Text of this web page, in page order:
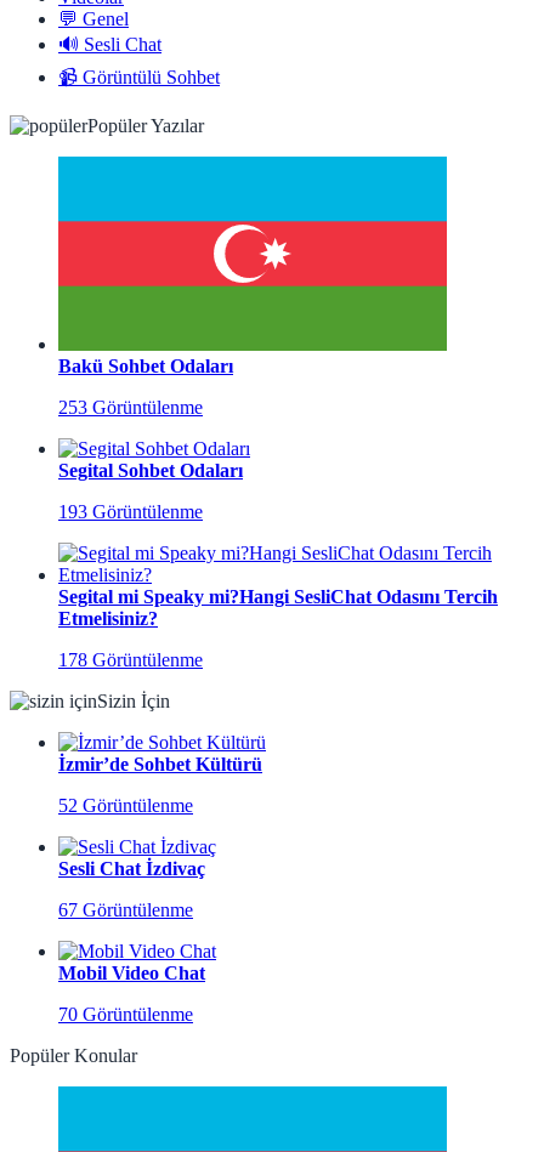
💬 Genel
🔊 Sesli Chat
📹 Görüntülü Sohbet
Popüler Yazılar
Bakü Sohbet Odaları
253 Görüntülenme
Segital Sohbet Odaları
193 Görüntülenme
Segital mi Speaky mi?Hangi SesliChat Odasını Tercih
Etmelisiniz?
178 Görüntülenme
Sizin İçin
İzmir’de Sohbet Kültürü
52 Görüntülenme
Sesli Chat İzdivaç
67 Görüntülenme
Mobil Video Chat
70 Görüntülenme
Popüler Konular